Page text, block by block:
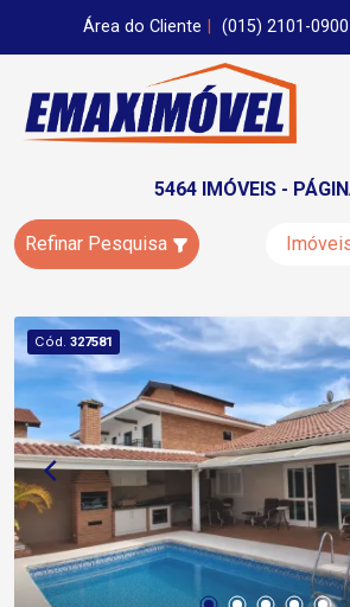
Área do Cliente (015) 2101-0900
5464 IMÓVEIS -
Refinar Pesquisa
Cód. 327581